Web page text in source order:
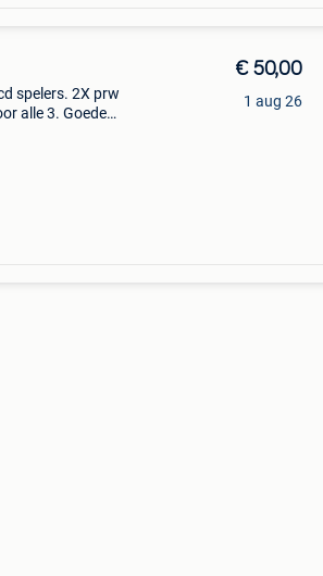
spelers. 2X prw
alle 3. Goede
€ 50,00
1 aug 26